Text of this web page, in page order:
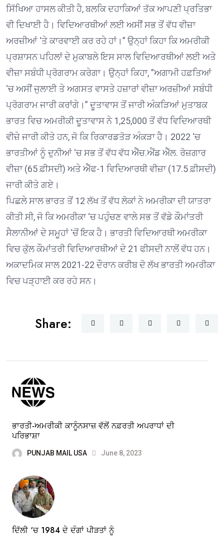
ਸਿੱਖਿਆ ਹਾਸਲ ਕੀਤੀ ਹੈ, ਬਲਕਿ ਦਹਾਕਿਆਂ ਤੱਕ ਆਪਣੀ ਪ੍ਰਤਿਭਾ
ਵੀ ਦਿਖਾਈ ਹੈ। ਵਿਦਿਆਰਥੀਆਂ ਲਈ ਅਸੀਂ ਸਭ ਤੋਂ ਵੱਧ ਵੀਜ਼ਾ
ਅਰਜ਼ੀਆਂ ‘ਤੇ ਕਾਰਵਾਈ ਕਰ ਰਹੇ ਹਾਂ।” ਉਨ੍ਹਾਂ ਕਿਹਾ ਕਿ ਅਮਰੀਕੀ
ਪ੍ਰਸ਼ਾਸਨ ਪਹਿਲਾਂ ਦੇ ਮੁਕਾਬਲੇ ਇਸ ਸਾਲ ਵਿਦਿਆਰਥੀਆਂ ਲਈ ਅਤੇ
ਵੀਜ਼ਾ ਸਬੰਧੀ ਪ੍ਰੋਗਰਾਮ ਕਰੇਗਾ। ਉਨ੍ਹਾਂ ਕਿਹਾ, ”ਅਗਾਮੀ ਹਫ਼ਤਿਆਂ
‘ਚ ਅਸੀਂ ਜੁਲਾਈ ਤੇ ਅਗਸਤ ਵਾਸਤੇ ਹਜ਼ਾਰਾਂ ਵੀਜ਼ਾ ਅਰਜ਼ੀਆਂ ਸਬੰਧੀ
ਪ੍ਰੋਗਰਾਮ ਜਾਰੀ ਕਰਾਂਗੇ।” ਦੂਤਾਵਾਸ ਤੋਂ ਜਾਰੀ ਅੰਕੜਿਆਂ ਮੁਤਾਬਕ
ਭਾਰਤ ਵਿਚ ਅਮਰੀਕੀ ਦੂਤਾਵਾਸ ਨੇ 1,25,000 ਤੋਂ ਵੱਧ ਵਿਦਿਆਰਥੀ
ਵੀਜ਼ੇ ਜਾਰੀ ਕੀਤੇ ਹਨ, ਜੋ ਕਿ ਰਿਕਾਰਡਤੋੜ ਅੰਕੜਾ ਹੈ। 2022 ‘ਚ
ਭਾਰਤੀਆਂ ਨੂੰ ਦੁਨੀਆਂ ‘ਚ ਸਭ ਤੋਂ ਵੱਧ ਵੱਧ ਐੱਚ.ਐਂਡ ਐੱਲ. ਰੋਜ਼ਗਾਰ
ਵੀਜ਼ਾ (65 ਫ਼ੀਸਦੀ) ਅਤੇ ਐੱਫ-1 ਵਿਦਿਆਰਥੀ ਵੀਜ਼ਾ (17.5 ਫ਼ੀਸਦੀ)
ਜਾਰੀ ਕੀਤੇ ਗਏ।
ਪਿਛਲੇ ਸਾਲ ਭਾਰਤ ਤੋਂ 12 ਲੱਖ ਤੋਂ ਵੱਧ ਲੋਕਾਂ ਨੇ ਅਮਰੀਕਾ ਦੀ ਯਾਤਰਾ
ਕੀਤੀ ਸੀ, ਜੋ ਕਿ ਅਮਰੀਕਾ ‘ਚ ਪਹੁੰਚਣ ਵਾਲੇ ਸਭ ਤੋਂ ਵੱਡੇ ਕੌਮਾਂਤਰੀ
ਸੈਲਾਨੀਆਂ ਦੇ ਸਮੂਹਾਂ ‘ਚੋਂ ਇਕ ਹੈ। ਭਾਰਤੀ ਵਿਦਿਆਰਥੀ ਅਮਰੀਕਾ
ਵਿਚ ਕੁੱਲ ਕੌਮਾਂਤਰੀ ਵਿਦਿਆਰਥੀਆਂ ਦੇ 21 ਫੀਸਦੀ ਨਾਲੋਂ ਵੱਧ ਹਨ।
ਅਕਾਦਮਿਕ ਸਾਲ 2021-22 ਦੌਰਾਨ ਕਰੀਬ ਦੋ ਲੱਖ ਭਾਰਤੀ ਅਮਰੀਕਾ
ਵਿਚ ਪੜ੍ਹਾਈ ਕਰ ਰਹੇ ਸਨ।
Share:
ਭਾਰਤੀ-ਅਮਰੀਕੀ ਕਾਨੂੰਨਸਾਜ਼ ਵੱਲੋਂ ਨਫ਼ਰਤੀ ਅਪਰਾਧਾਂ ਦੀ
ਪਰਿਭਾਸ਼ਾ
PUNJAB MAIL USA June 8, 2023
ਦਿੱਲੀ ‘ਚ 1984 ਦੇ ਦੰਗਾਂ ਪੀੜਤਾਂ ਨੂੰ